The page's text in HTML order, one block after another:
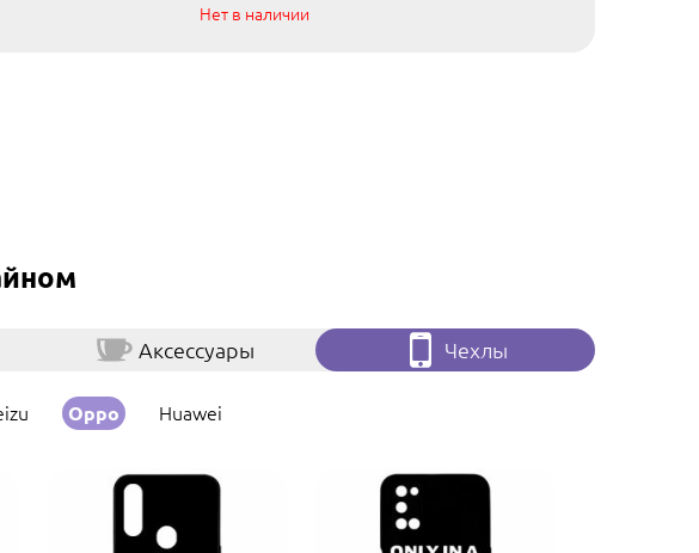
Нет в наличии
Аксессуары Чехлы
Oppo Huawei